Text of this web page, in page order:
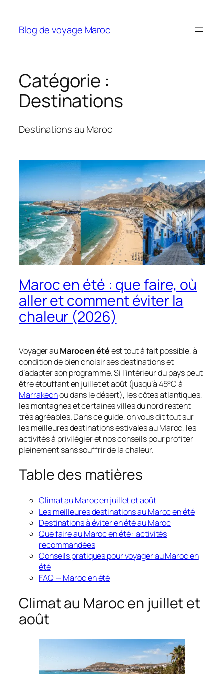
contenu
Blog de voyage Maroc
Catégorie :
Destinations
Destinations au Maroc
Maroc en été : que faire, où
aller et comment éviter la
chaleur (2026)
Voyager auMaroc en étéest tout à fait possible, à
condition de bien choisir ses destinations et
d’adapter son programme. Si l’intérieur du pays peut
être étouffant en juillet et août (jusqu’à 45°C à
Marrakechou dans le désert), les côtes atlantiques,
les montagnes et certaines villes du nord restent
très agréables. Dans ce guide, on vous dit tout sur
les meilleures destinations estivales au Maroc, les
activités à privilégier et nos conseils pour profiter
pleinement sans souffrir de la chaleur.
Table des matières
Climat au Maroc en juillet et août
Les meilleures destinations au Maroc en été
Destinations à éviter en été au Maroc
Que faire au Maroc en été : activités
recommandées
Conseils pratiques pour voyager au Maroc en
été
FAQ — Maroc en été
Climat au Maroc en juillet et
août